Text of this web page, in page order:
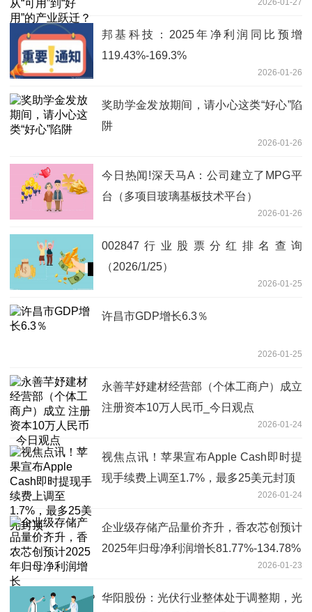
2026-01-27
邦基科技：2025年净利润同比预增
119.43%-169.3%
2026-01-26
奖助学金发放期间，请小心这类“好心”陷
阱
2026-01-26
今日热闻!深天马A：公司建立了MPG平
台（多项目玻璃基板技术平台）
2026-01-26
002847行业股票分红排名查询
（2026/1/25）
2026-01-25
许昌市GDP增长6.3％
2026-01-25
永善芊妤建材经营部（个体工商户）成立
注册资本10万人民币_今日观点
2026-01-24
视焦点讯！苹果宣布Apple Cash即时提
现手续费上调至1.7%，最多25美元封顶
2026-01-24
企业级存储产品量价齐升，香农芯创预计
2025年归母净利润增长81.77%-134.78%
2026-01-23
华阳股份：光伏行业整体处于调整期，光